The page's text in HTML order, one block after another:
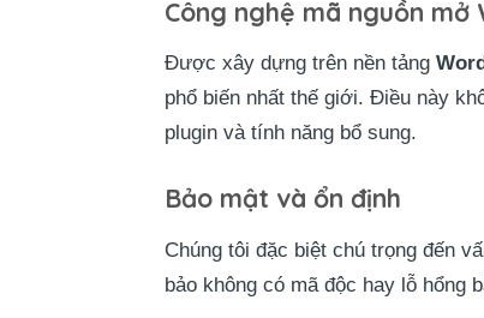
Công nghệ mã nguồn mở
Được xây dựng trên nền tảng
phổ biến nhất thế giới. Điều này
plugin và tính năng bổ sung.
Bảo mật và ổn định
Chúng tôi đặc biệt chú trọng đến
bảo không có mã độc hay lỗ hổng